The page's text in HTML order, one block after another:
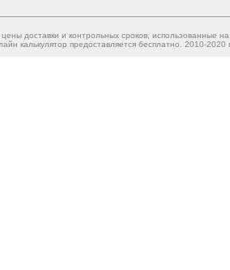
доставки и контрольных сроков, использованные
калькулятор предоставляется бесплатно. 2010-2020